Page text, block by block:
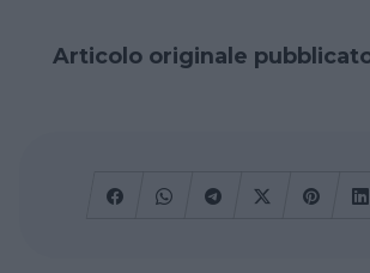
Articolo originale